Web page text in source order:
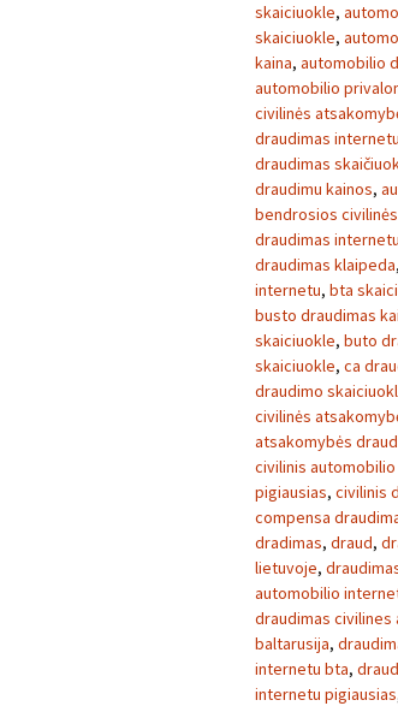
skaiciuokle,
skaiciuokle,
kaina, automobilio
automobilio
civilinės
draudimas internetu
draudimas
draudimu kainos,
bendrosios
draudimas internetu
draudimas klaipeda,
internetu, bta
busto draudimas
skaiciuokle, buto
skaiciuokle, ca
draudimo
civilinės
atsakomybės
civilinis
pigiausias, civilinis
compensa
dradimas, draud,
lietuvoje,
automobilio
draudimas
baltarusija,
internetu bta,
internetu pigiausias